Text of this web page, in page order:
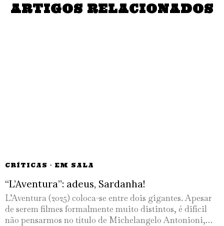
ARTIGOS RELACIONADOS
CRÍTICAS · EM SALA
“L’Aventura”: adeus, Sardanha!
L’Aventura (2025) coloca-se entre dois gigantes. Apesar
de serem filmes formalmente muito distintos, é difícil
não pensarmos no título de Michelangelo Antonioni,…